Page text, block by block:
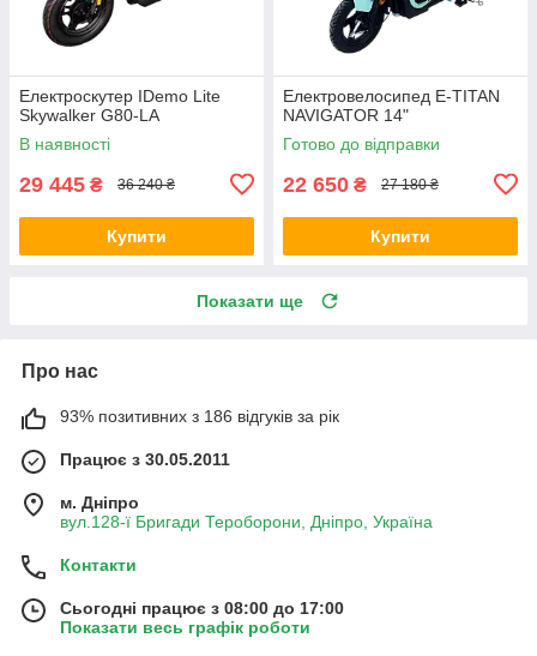
Електроскутер IDemo Lite
Skywalker G80-LA
В наявності
29 445 ₴ 36 240 ₴
Купити
Електровелосипед E-TITAN
NAVIGATOR 14"
Готово до відправки
22 650 ₴ 27 180 ₴
Купити
Показати ще
Про нас
93% позитивних з 186 відгуків за рік
Працює з 30.05.2011
м. Дніпро
вул.128-ї Бригади Тероборони, Дніпро, Україна
Контакти
Сьогодні працює з 08:00 до 17:00
Показати весь графік роботи